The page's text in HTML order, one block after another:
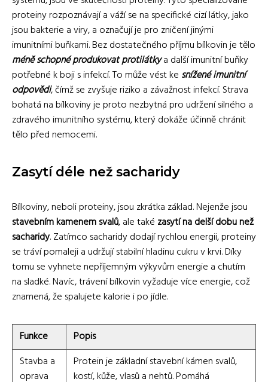
proteiny rozpoznávají a váží se na specifické cizí látky, jako
jsou bakterie a viry, a označují je pro zničení jinými
imunitními buňkami. Bez dostatečného příjmu bílkovin je tělo
méně schopné produkovat protilátkya další imunitní buňky
potřebné k boji s infekcí. To může vést ke snížené imunitní
odpovědi, čímž se zvyšuje riziko a závažnost infekcí. Strava
bohatá na bílkoviny je proto nezbytná pro udržení silného a
zdravého imunitního systému, který dokáže účinně chránit
tělo před nemocemi.
Zasytí déle než sacharidy
Bílkoviny, neboli proteiny, jsou zkrátka základ. Nejenže jsou
stavebním kamenem svalů, ale také zasytí na delší dobu než
sacharidy. Zatímco sacharidy dodají rychlou energii, proteiny
se tráví pomaleji a udržují stabilní hladinu cukru v krvi. Díky
tomu se vyhnete nepříjemným výkyvům energie a chutím
na sladké. Navíc, trávení bílkovin vyžaduje více energie, což
znamená, že spalujete kalorie i po jídle.
Funkce
Popis
Stavba a
oprava
Protein je základní stavební kámen svalů,
kostí, kůže, vlasů a nehtů. Pomáhá